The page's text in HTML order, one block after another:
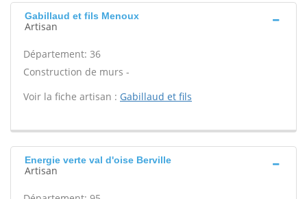
Gabillaud et fils Menoux
Artisan
Département: 36
Construction de murs -
Voir la fiche artisan : Gabillaud et fils
Energie verte val d'oise Berville
Artisan